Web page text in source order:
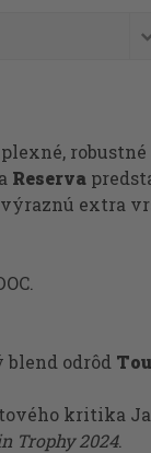
robustné
Reserva
extra
odrôd
kritika
Trophy 2024.